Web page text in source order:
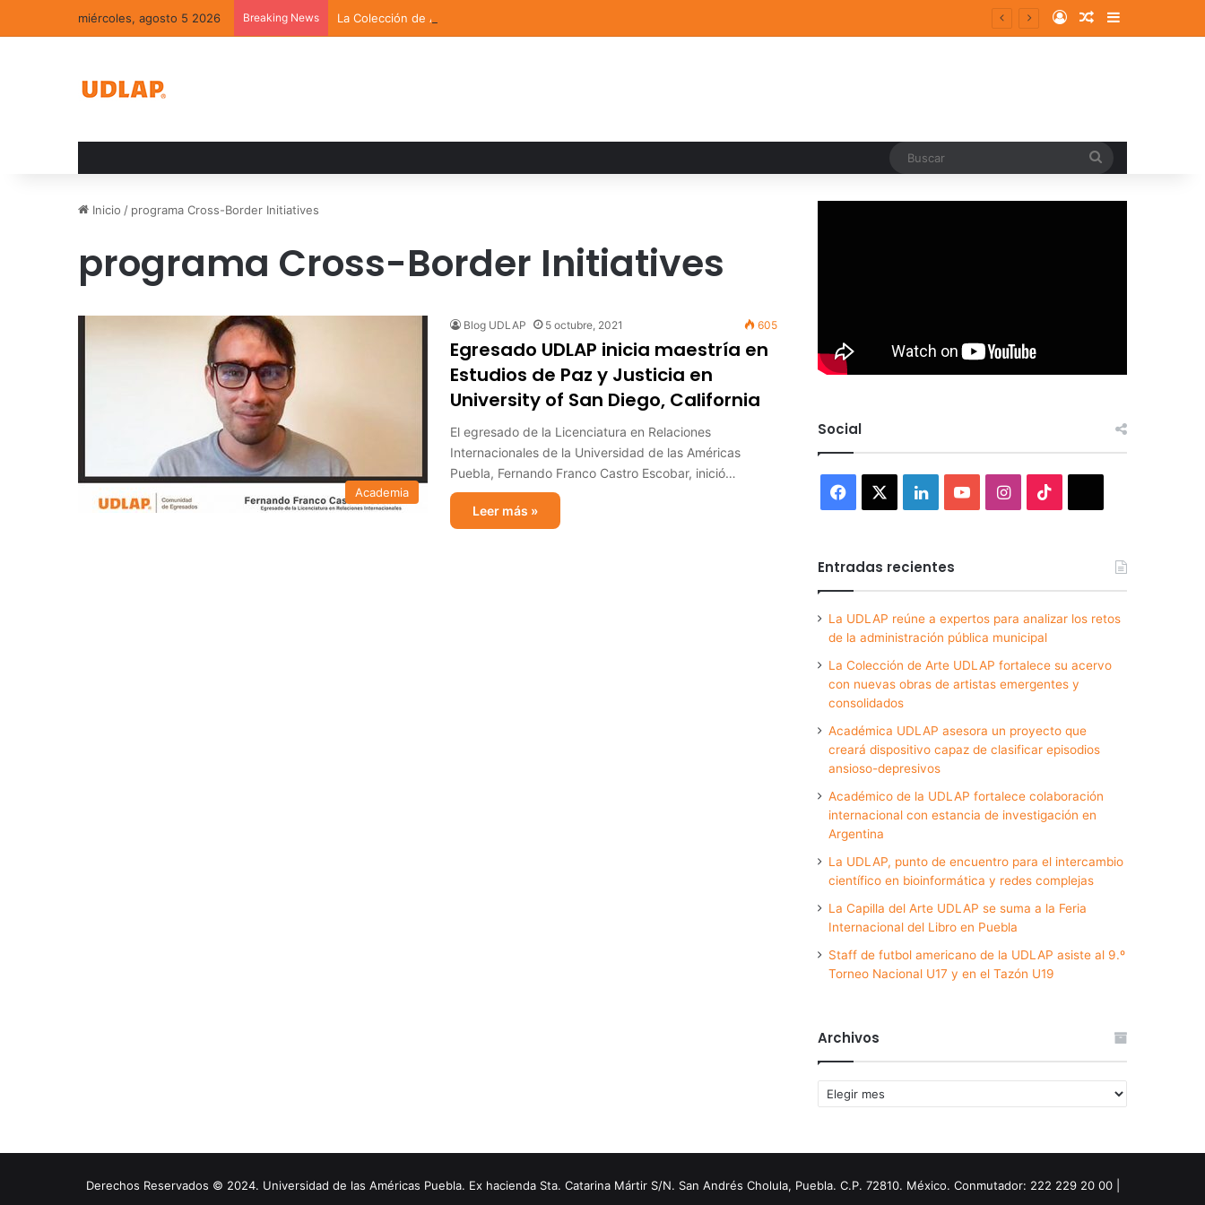
miércoles, agosto 5 2026 Breaking News La Colección de Arte UDLAP fortalece su acervo con nuevas obras de artistas emergentes y consolidados Log InRandom Article
Sidebar
Inicio / programa Cross-Border Initiatives
programa Cross-Border Initiatives
Academia
Blog UDLAP 5 octubre, 2021 605
Egresado UDLAP inicia maestría en
Estudios de Paz y Justicia en
University of San Diego, California
El egresado de la Licenciatura en Relaciones
Internacionales de la Universidad de las Américas
Puebla, Fernando Franco Castro Escobar, inició…
Leer más »
Social
Facebook LinkedInYouTubeInstagram
Entradas recientes
La UDLAP reúne a expertos para analizar los retos
de la administración pública municipal
La Colección de Arte UDLAP fortalece su acervo
con nuevas obras de artistas emergentes y
consolidados
Académica UDLAP asesora un proyecto que
creará dispositivo capaz de clasificar episodios
ansioso-depresivos
Académico de la UDLAP fortalece colaboración
internacional con estancia de investigación en
Argentina
La UDLAP, punto de encuentro para el intercambio
científico en bioinformática y redes complejas
La Capilla del Arte UDLAP se suma a la Feria
Internacional del Libro en Puebla
Staff de futbol americano de la UDLAP asiste al 9.º
Torneo Nacional U17 y en el Tazón U19
Archivos
Archivos
Derechos Reservados © 2024. Universidad de las Américas Puebla. Ex hacienda Sta. Catarina Mártir S/N. San Andrés Cholula, Puebla. C.P. 72810. México. Conmutador: 222 229 20 00 |